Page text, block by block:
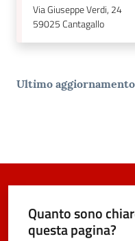
Via Giuseppe Verdi, 24
59025Cantagallo
Ultimo aggiornamento
Quanto sono
questa pagina?